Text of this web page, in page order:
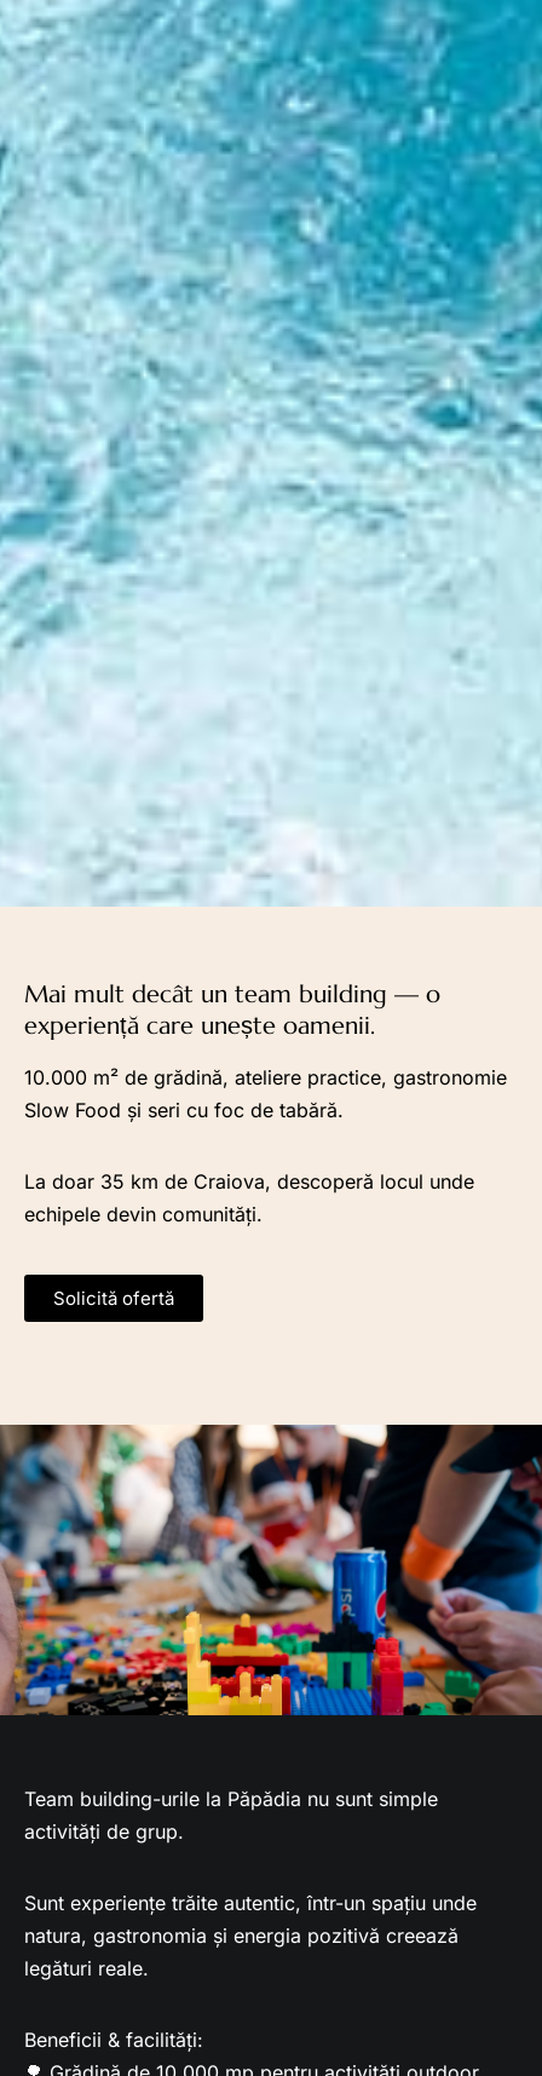
Mai mult decât un team building — o
experiență care unește oamenii.
10.000 m² de grădină, ateliere practice, gastronomie
Slow Food și seri cu foc de tabără.
La doar 35 km de Craiova, descoperă locul unde
echipele devin comunități.
Solicită ofertă
Team building-urile la Păpădia nu sunt simple
activități de grup.
Sunt experiențe trăite autentic, într-un spațiu unde
natura, gastronomia și energia pozitivă creează
legături reale.
Beneficii & facilități: